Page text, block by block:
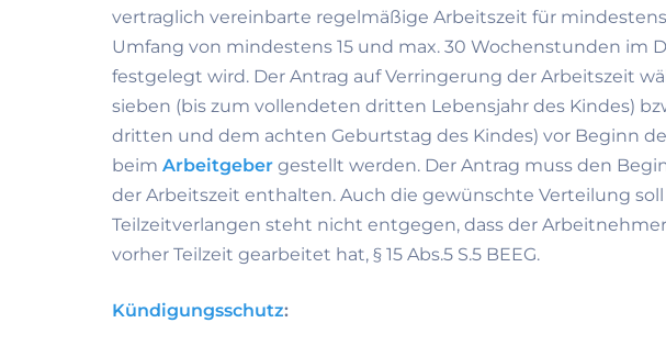
vertraglich vereinbarte regelmäßige Arbeitszeit für
Umfang von mindestens 15 und max. 30 Wochenstunden im
festgelegt wird. Der Antrag auf Verringerung der Arbeitszeit
sieben (bis zum vollendeten dritten Lebensjahr des Kindes)
dritten und dem achten Geburtstag des Kindes) vor Beginn
beim Arbeitgeber gestellt werden. Der Antrag muss den
der Arbeitszeit enthalten. Auch die gewünschte Verteilung
Teilzeitverlangen steht nicht entgegen, dass der
vorher Teilzeit gearbeitet hat, § 15 Abs.5 S.5 BEEG.
Kündigungsschutz: